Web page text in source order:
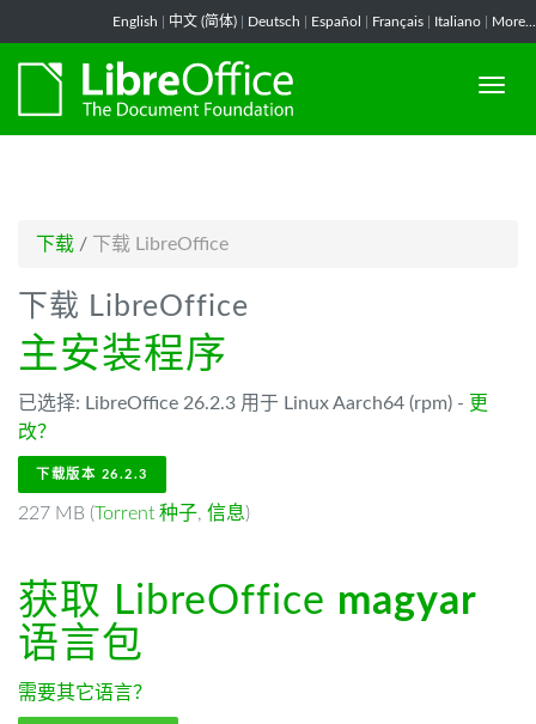
English 中文 (简体) Deutsch Español Français Italiano More...
下载 / 下载 LibreOffice
下载 LibreOffice
主安装程序
已选择: LibreOffice 26.2.3 用于 Linux Aarch64 (rpm) - 更
改？
下载版本 26.2.3
227 MB (Torrent 种子, 信息)
获取 LibreOffice magyar
语言包
需要其它语言？